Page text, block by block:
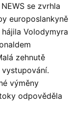
se zvrhla
europoslankyně
Volodymyra
zehnutě
výměny
odpověděla